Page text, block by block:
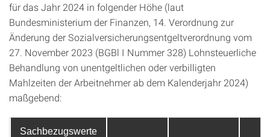
für das Jahr 2024 in folgender Höhe (laut
Bundesministerium der Finanzen, 14. Verordnung zur
Änderung der Sozialversicherungsentgeltverordnung vom
27. November 2023 (BGBl I Nummer 328) Lohnsteuerliche
Behandlung von unentgeltlichen oder verbilligten
Mahlzeiten der Arbeitnehmer ab dem Kalenderjahr 2024)
maßgebend:
Sachbezugswerte